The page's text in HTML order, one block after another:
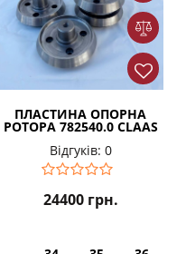
ПЛАСТИНА ОПОРНА
РОТОРА 782540.0 CLAAS
Відгуків: 0
24400грн.